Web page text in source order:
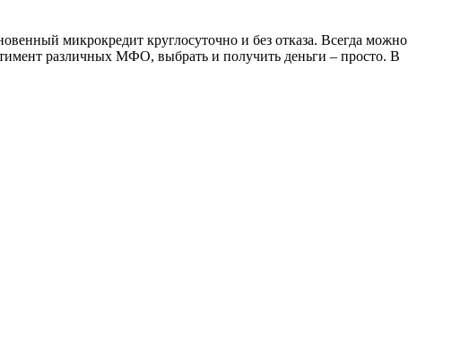
микрокредит круглосуточно и без отказа. Всегда можно
различных МФО, выбрать и получить деньги – просто. В